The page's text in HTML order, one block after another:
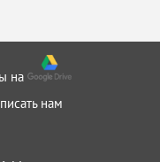
на
нам